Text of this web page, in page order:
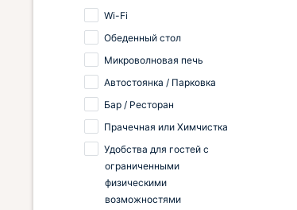
Wi-Fi
Обеденный стол
Микроволновая печь
Автостоянка / Парковка
Бар / Ресторан
Прачечная или Химчистка
Удобства для гостей с
ограниченными
физическими
возможностями